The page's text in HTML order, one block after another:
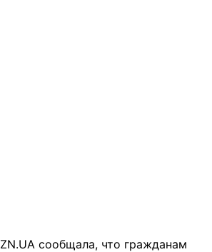
ZN.UA сообщала, что гражданам